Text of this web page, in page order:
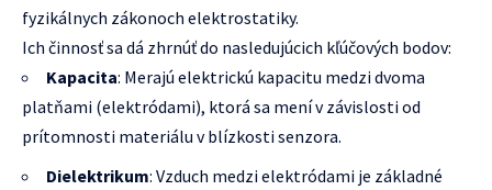
fyzikálnych zákonoch elektrostatiky.
Ich činnosť sa dá zhrnúť do nasledujúcich kľúčových bodov:
Kapacita: Merajú elektrickú kapacitu medzi dvoma
platňami (elektródami), ktorá sa mení v závislosti od
prítomnosti materiálu v blízkosti senzora.
Dielektrikum: Vzduch medzi elektródami je základné